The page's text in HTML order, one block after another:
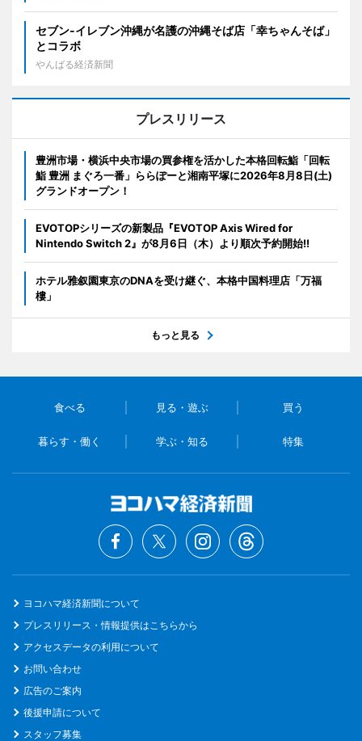
セブン‐イレブン沖縄が名護の沖縄そば店「幸ちゃんそば」
とコラボ
やんばる経済新聞
プレスリリース
豊洲市場・横浜中央市場の買参権を活かした本格回転鮨「回転
鮨 豊洲 まぐろ一番」ららぽーと湘南平塚に2026年8月8日(土)
グランドオープン！
EVOTOPシリーズの新製品『EVOTOP Axis Wired for
Nintendo Switch 2』が8月6日（木）より順次予約開始!!
ホテル雅叙園東京のDNAを受け継ぐ、本格中国料理店「万福
樓」
もっと見る
食べる 見る・遊ぶ 買う
暮らす・働く 学ぶ・知る 特集
ヨコハマ経済新聞について
プレスリリース・情報提供はこちらから
アクセスデータの利用について
お問い合わせ
広告のご案内
後援申請について
スタッフ募集